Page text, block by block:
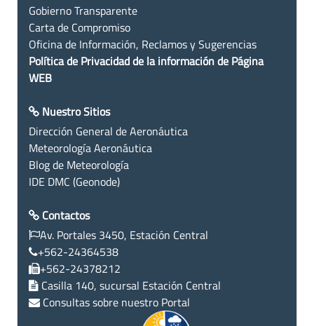
Gobierno Transparente
Carta de Compromiso
Oficina de Información, Reclamos y Sugerencias
Política de Privacidad de la información de Página
WEB
Nuestro Sitios
Dirección General de Aeronáutica
Meteorología Aeronáutica
Blog de Meteorología
IDE DMC (Geonode)
Contactos
Av. Portales 3450, Estación Central
+562-24364538
+562-24378212
Casilla 140, sucursal Estación Central
Consultas sobre nuestro Portal